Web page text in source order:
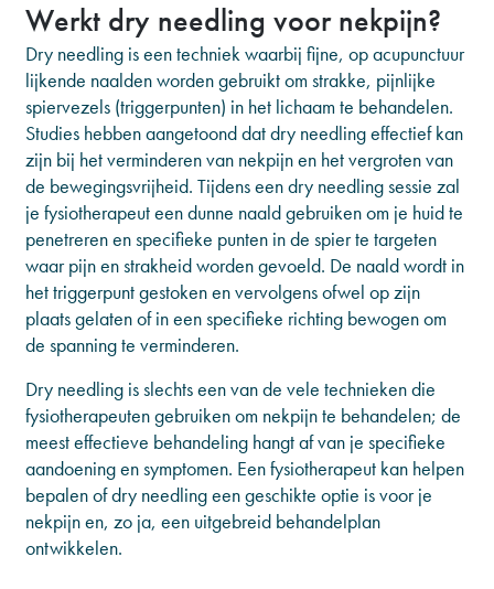
Werkt dry needling voor nekpijn?
Dry needling is een techniek waarbij fijne, op acupunctuur
lijkende naalden worden gebruikt om strakke, pijnlijke
spiervezels (triggerpunten) in het lichaam te behandelen.
Studies hebben aangetoond dat dry needling effectief kan
zijn bij het verminderen van nekpijn en het vergroten van
de bewegingsvrijheid. Tijdens een dry needling sessie zal
je fysiotherapeut een dunne naald gebruiken om je huid te
penetreren en specifieke punten in de spier te targeten
waar pijn en strakheid worden gevoeld. De naald wordt in
het triggerpunt gestoken en vervolgens ofwel op zijn
plaats gelaten of in een specifieke richting bewogen om
de spanning te verminderen.
Dry needling is slechts een van de vele technieken die
fysiotherapeuten gebruiken om nekpijn te behandelen; de
meest effectieve behandeling hangt af van je specifieke
aandoening en symptomen. Een fysiotherapeut kan helpen
bepalen of dry needling een geschikte optie is voor je
nekpijn en, zo ja, een uitgebreid behandelplan
ontwikkelen.